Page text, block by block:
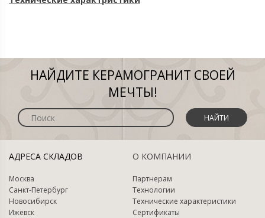
НАЙДИТЕ КЕРАМОГРАНИТ СВОЕЙ
МЕЧТЫ!
НАЙТИ
АДРЕСА СКЛАДОВ
Москва
Санкт-Петербург
Новосибирск
Ижевск
О КОМПАНИИ
Партнерам
Технологии
Технические характеристики
Сертификаты